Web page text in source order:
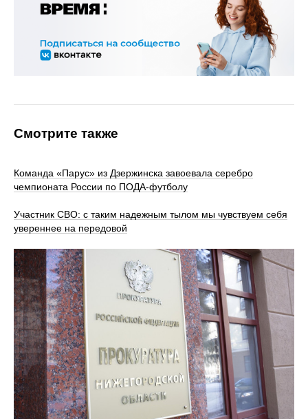
Смотрите также
Команда «Парус» из Дзержинска завоевала серебро
чемпионата России по ПОДА-футболу
Участник СВО: с таким надежным тылом мы чувствуем себя
увереннее на передовой